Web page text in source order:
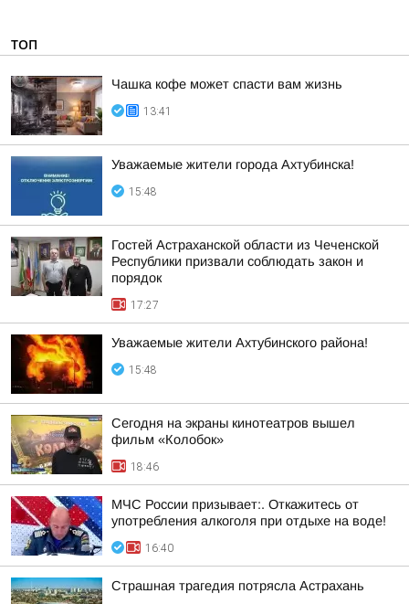
ТОП
Чашка кофе может спасти вам жизнь
13:41
Уважаемые жители города Ахтубинска!
15:48
Гостей Астраханской области из Чеченской
Республики призвали соблюдать закон и
порядок
17:27
Уважаемые жители Ахтубинского района!
15:48
Сегодня на экраны кинотеатров вышел
фильм «Колобок»
18:46
МЧС России призывает:. Откажитесь от
употребления алкоголя при отдыхе на воде!
16:40
Страшная трагедия потрясла Астрахань